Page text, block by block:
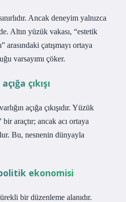
Ancak deneyim yalnızca
Altın yüzük vakası, “estetik
arasındaki çatışmayı ortaya
varsayımı çöker.
çıkışı
açığa çıkışıdır. Yüzük
araçtır; ancak acı ortaya
Bu, nesnenin dünyayla
ekonomisi
bir düzenleme alanıdır.